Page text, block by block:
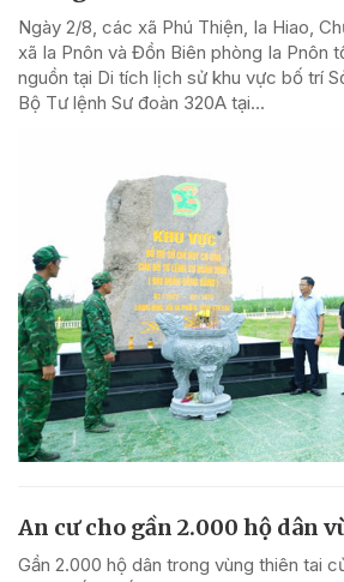
Ngày 2/8, các xã Phú Thiện, Ia Hiao,
xã Ia Pnôn và Đồn Biên phòng Ia Pnôn
nguồn tại Di tích lịch sử khu vực bố trí
Bộ Tư lệnh Sư đoàn 320A tại...
An cư cho gần 2.000 hộ dân
Gần 2.000 hộ dân trong vùng thiên tai